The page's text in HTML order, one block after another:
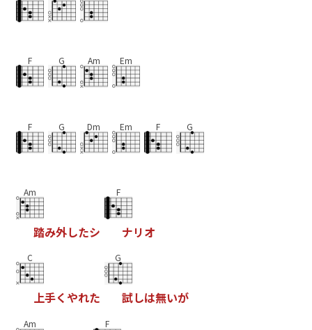
F G Am Em
F G Dm Em F G
Am
踏み外したシ
F
ナリオ
C
上手く やれた
G
試しは無いが
Am F